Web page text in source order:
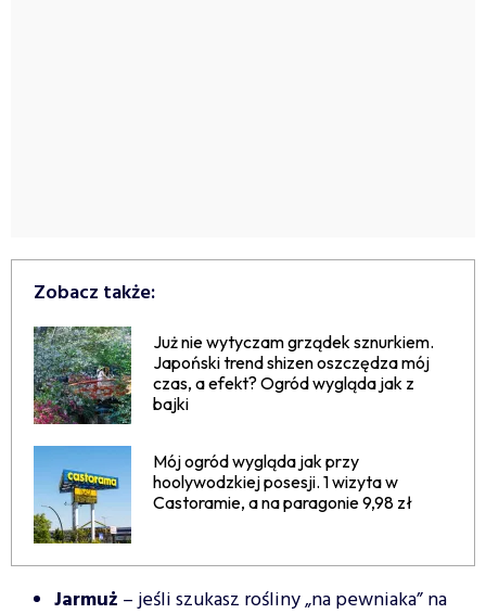
Zobacz także:
Już nie wytyczam grządek sznurkiem.
Japoński trend shizen oszczędza mój
czas, a efekt? Ogród wygląda jak z
bajki
Mój ogród wygląda jak przy
hoolywodzkiej posesji. 1 wizyta w
Castoramie, a na paragonie 9,98 zł
Jarmuż – jeśli szukasz rośliny „na pewniaka” na